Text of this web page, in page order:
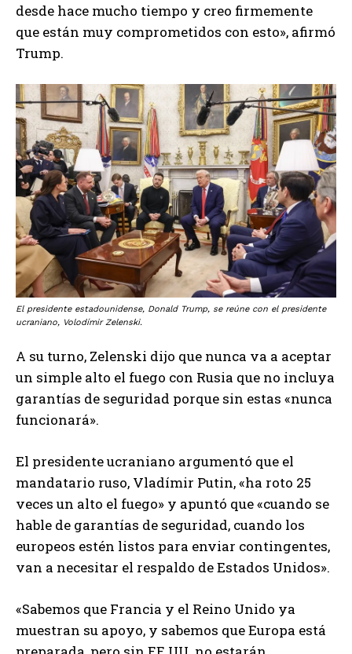
desde hace mucho tiempo y creo firmemente
que están muy comprometidos con esto», afirmó
Trump.
El presidente estadounidense, Donald Trump, se reúne con el presidente
ucraniano, Volodímir Zelenski.
A su turno, Zelenski dijo que nunca va a aceptar
un simple alto el fuego con Rusia que no incluya
garantías de seguridad porque sin estas «nunca
funcionará».
El presidente ucraniano argumentó que el
mandatario ruso, Vladímir Putin, «ha roto 25
veces un alto el fuego» y apuntó que «cuando se
hable de garantías de seguridad, cuando los
europeos estén listos para enviar contingentes,
van a necesitar el respaldo de Estados Unidos».
«Sabemos que Francia y el Reino Unido ya
muestran su apoyo, y sabemos que Europa está